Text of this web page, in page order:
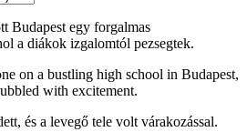
Budapest egy forgalmas
a diákok izgalomtól pezsegtek.
on a bustling high school in Budapest,
with excitement.
és a levegő tele volt várakozással.